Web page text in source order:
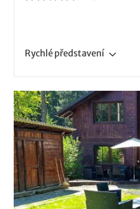
Rychlépředstavení